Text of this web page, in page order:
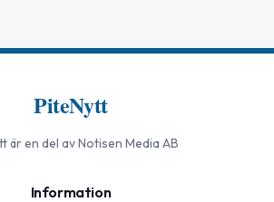
PiteNytt
är en del av Notisen Media AB
Information